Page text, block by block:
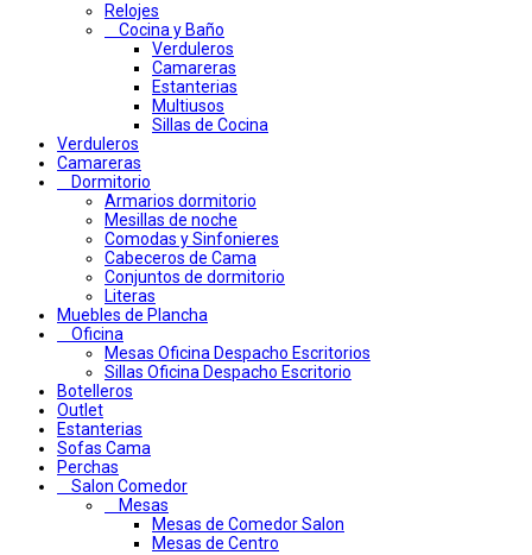
Relojes
Cocina y Baño
Verduleros
Camareras
Estanterias
Multiusos
Sillas de Cocina
Verduleros
Camareras
Dormitorio
Armarios dormitorio
Mesillas de noche
Comodas y Sinfonieres
Cabeceros de Cama
Conjuntos de dormitorio
Literas
Muebles de Plancha
Oficina
Mesas Oficina Despacho Escritorios
Sillas Oficina Despacho Escritorio
Botelleros
Outlet
Estanterias
Sofas Cama
Perchas
Salon Comedor
Mesas
Mesas de Comedor Salon
Mesas de Centro